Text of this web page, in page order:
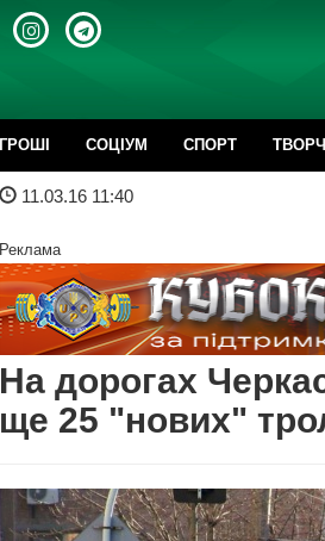
ГРОШІ CОЦІУМ СПОРТ
11.03.16 11:40
Реклама
На дорогах
ще 25 "нових"